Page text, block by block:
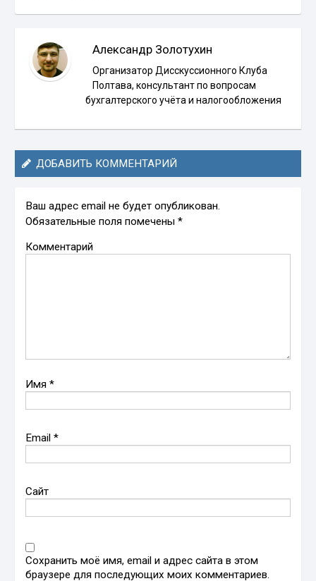
Александр Золотухин
Организатор Дисскуссионного Клуба
Полтава, консультант по вопросам
бухгалтерского учёта и налогообложения
ДОБАВИТЬ КОММЕНТАРИЙ
Ваш адрес email не будет опубликован.
Обязательные поля помечены*
Комментарий
Имя*
Email*
Сайт
Сохранить моё имя, email и адрес сайта в этом
браузере для последующих моих комментариев.